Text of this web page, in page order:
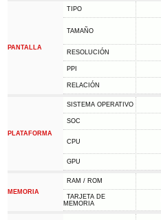
PANTALLA
TIPO
TAMAÑO
RESOLUCIÓN
PPI
RELACIÓN
PLATAFORMA
SISTEMA OPERATIVO
SOC
CPU
GPU
MEMORIA
RAM / ROM
TARJETA DE
MEMORIA